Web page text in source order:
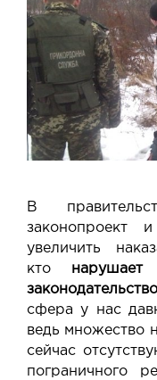
В
законопроект
увеличить
кто нарушает
законодательство
сфера у нас
ведь множество
сейчас
пограничного